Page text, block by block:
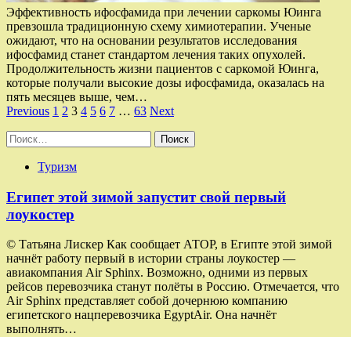
Эффективность ифосфамида при лечении саркомы Юинга
превзошла традиционную схему химиотерапии. Ученые
ожидают, что на основании результатов исследования
ифосфамид станет стандартом лечения таких опухолей.
Продолжительность жизни пациентов с саркомой Юинга,
которые получали высокие дозы ифосфамида, оказалась на
пять месяцев выше, чем…
Пагинация
записей
Previous 1 2 3 4 5 6 7 … 63 Next
Найти:
Туризм
Египет этой зимой запустит свой первый
лоукостер
© Татьяна Лискер Как сообщает АТОР, в Египте этой зимой
начнёт работу первый в истории страны лоукостер —
авиакомпания Air Sphinx. Возможно, одними из первых
рейсов перевозчика станут полёты в Россию. Отмечается, что
Air Sphinx представляет собой дочернюю компанию
египетского нацперевозчика EgyptAir. Она начнёт
выполнять…